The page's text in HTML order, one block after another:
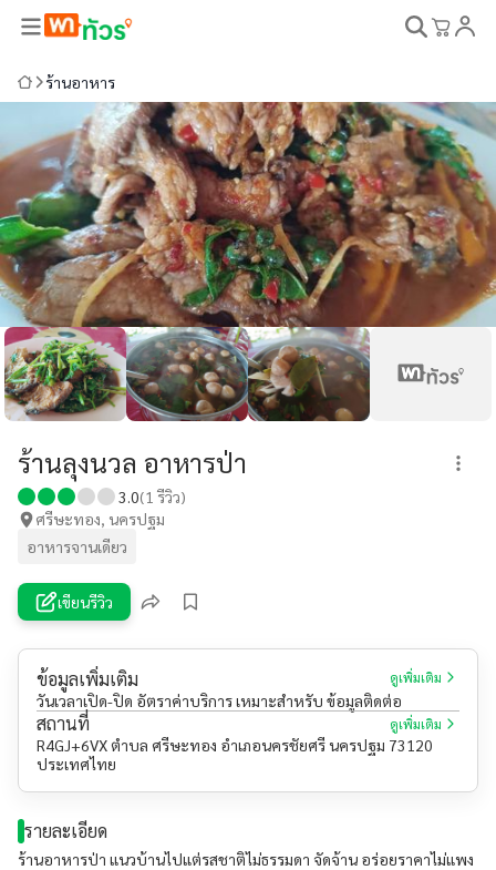
ร้านอาหาร
ร้านลุงนวล อาหารป่า
3.0(1 รีวิว)
ศรีษะทอง, นครปฐม
อาหารจานเดียว
เขียนรีวิว
ข้อมูลเพิ่มเติม ดูเพิ่มเติม
วันเวลาเปิด-ปิด อัตราค่าบริการ เหมาะสำหรับ ข้อมูลติดต่อ
สถานที่ ดูเพิ่มเติม
R4GJ+6VX ตำบล ศรีษะทอง อำเภอนครชัยศรี นครปฐม 73120
ประเทศไทย
รายละเอียด
ร้านอาหารป่า แนวบ้านไปแต่รสชาติไม่ธรรมดา จัดจ้าน อร่อยราคาไม่แพง